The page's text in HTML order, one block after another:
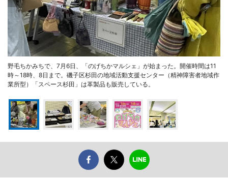
野毛ちかみちで、7月6日、「のげちかマルシェ」が始まった。開催時間は11
時～18時、8日まで。磯子区杉田の地域活動支援センター（精神障害者地域作
業所型）「スペース杉田」は革製品も販売している。